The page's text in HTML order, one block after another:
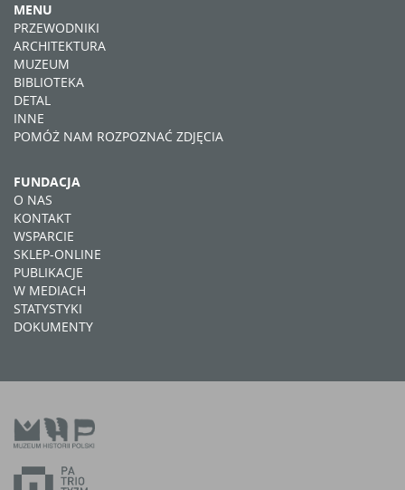
MENU
PRZEWODNIKI
ARCHITEKTURA
MUZEUM
BIBLIOTEKA
DETAL
INNE
POMÓŻ NAM ROZPOZNAĆ ZDJĘCIA
FUNDACJA
O NAS
KONTAKT
WSPARCIE
SKLEP-ONLINE
PUBLIKACJE
W MEDIACH
STATYSTYKI
DOKUMENTY